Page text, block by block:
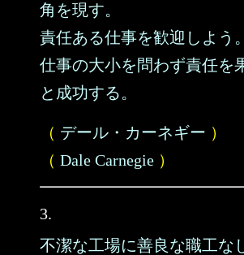
角を現す。
責任ある仕事を歓迎しよう。
仕事の大小を問わず責任を
と成功する。
（ デール・カーネギー ）
（ Dale Carnegie ）
3.
不潔な工場に善良な職工な